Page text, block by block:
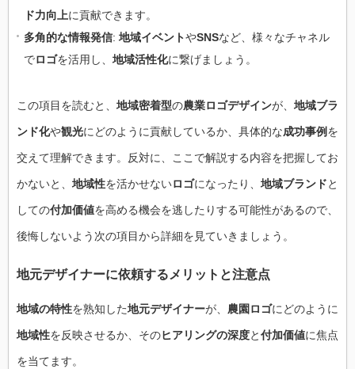
ド力向上に貢献できます。
多角的な情報発信: 地域イベントやSNSなど、様々なチャネル
でロゴを活用し、 地域活性化に繋げましょう。
この項目を読むと、 地域密着型の農業ロゴデザインが、 地域ブラ
ンド化や観光にどのように貢献しているか、具体的な成功事例を
交えて理解できます。反対に、ここで解説する内容を把握してお
かないと、 地域性を活かせないロゴになったり、 地域ブランドと
しての付加価値を高める機会を逃したりする可能性があるので、
後悔しないよう次の項目から詳細を見ていきましょう。
地元デザイナーに依頼するメリットと注意点
地域の特性を熟知した地元デザイナーが、 農園ロゴにどのように
地域性を反映させるか、そのヒアリングの深度と付加価値に焦点
を当てます。